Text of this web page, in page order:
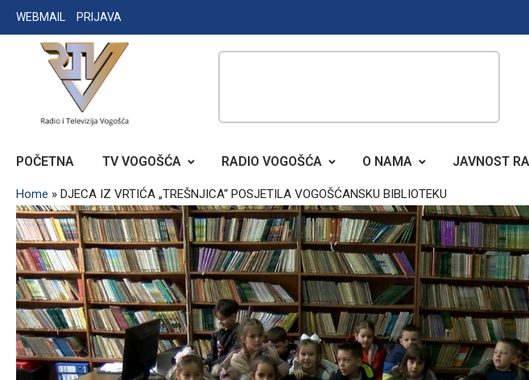
Skip
to
WEBMAIL PRIJAVA
RADIO TELEVIZIJA VOGOŠĆA
POČETNA TV VOGOŠĆA RADIO VOGOŠĆA O NAMA JAVNOST
Home » DJECA IZ VRTIĆA „TREŠNJICA“ POSJETILA VOGOŠĆANSKU BIBLIOTEKU